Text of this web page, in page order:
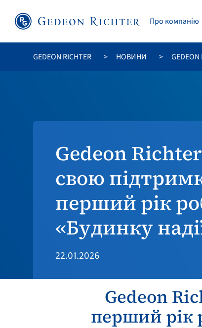
Про компанію
GEDEON RICHTER НОВИНИ
Gedeon
свою
перший рік
«Будинку
22.01.2026
Gedeon
перший рік